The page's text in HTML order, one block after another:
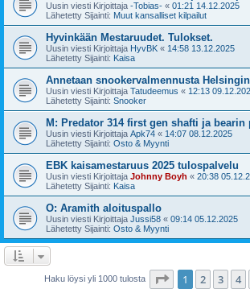
Uusin viesti Kirjoittaja -Tobias- « 01:21 14.12.2025
Lähetetty Sijainti: Muut kansalliset kilpailut
Hyvinkään Mestaruudet. Tulokset.
Uusin viesti Kirjoittaja HyvBK « 14:58 13.12.2025
Lähetetty Sijainti: Kaisa
Annetaan snookervalmennusta
Uusin viesti Kirjoittaja Tatudeemus « 12:13
Lähetetty Sijainti: Snooker
M: Predator 314 first gen shafti ja bearin
Uusin viesti Kirjoittaja Apk74 « 14:07 08.12.2025
Lähetetty Sijainti: Osto & Myynti
EBK kaisamestaruus 2025 tulospalvelu
Uusin viesti Kirjoittaja Johnny Boyh « 20:38
Lähetetty Sijainti: Kaisa
O: Aramith aloituspallo
Uusin viesti Kirjoittaja Jussi58 « 09:14 05.12.2025
Lähetetty Sijainti: Osto & Myynti
Haku löysi yli 1000 tulosta Sivu /10
1 2 3 4